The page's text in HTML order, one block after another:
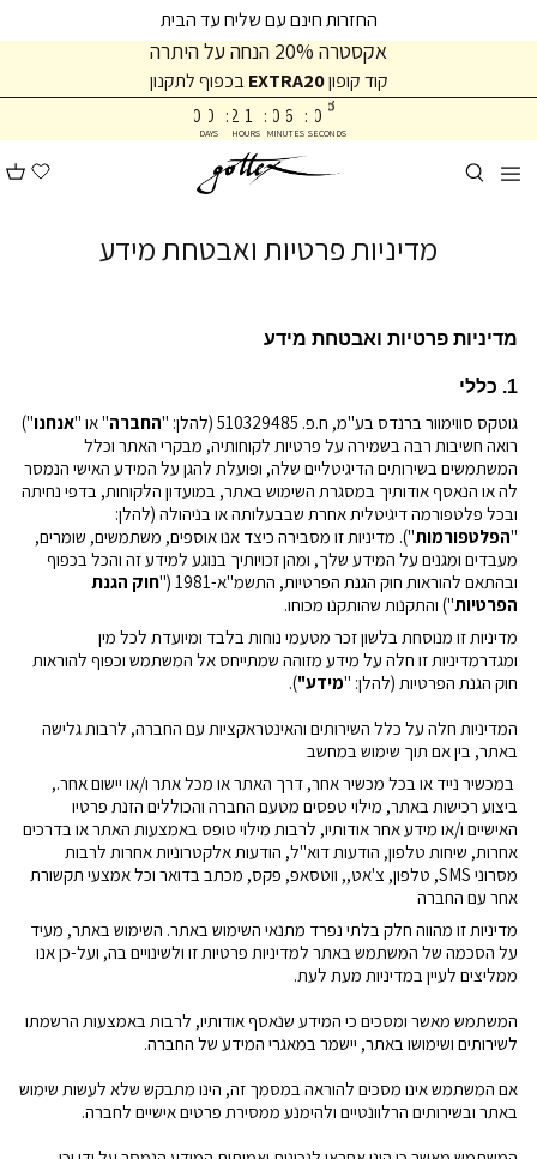
קריאה
לתפריט
העמוד
החזרות חינם עם שליח עד הבית
אקסטרה 20% הנחה על היתרה
0
0
DAYS
: 1
2
HOURS
: 6
0
MINUTES
:
7
8
0
0
SECONDS
קוד קופוןEXTRA20 בכפוף לתקנון
מדיניות פרטיות ואבטחת מידע
מדיניות פרטיות ואבטחת מידע
1. כללי
גוטקס סווימוור ברנדס בע"מ, ח.פ. 510329485 (להלן: " החברה" או "אנחנו")
רואה חשיבות רבה בשמירה על פרטיות לקוחותיה, מבקרי האתר וכלל
המשתמשים בשירותים הדיגיטליים שלה, ופועלת להגן על המידע האישי הנמסר
לה או הנאסף אודותיך במסגרת השימוש באתר, במועדון הלקוחות, בדפי נחיתה
ובכל פלטפורמה דיגיטלית אחרת שבבעלותה או בניהולה (להלן:
"הפלטפורמות"). מדיניות זו מסבירה כיצד אנו אוספים, משתמשים, שומרים,
מעבדים ומגנים על המידע שלך, ומהן זכויותיך בנוגע למידע זה והכל בכפוף
ובהתאם להוראות חוק הגנת הפרטיות, התשמ"א-1981 ("
חוק הגנת
הפרטיות") והתקנות שהותקנו מכוחו.
מדיניות זו מנוסחת בלשון זכר מטעמי נוחות בלבד ומיועדת לכל מין
ומגדרמדיניות זו חלה על מידע מזוהה שמתייחס אל המשתמש וכפוף להוראות
חוק הגנת הפרטיות (להלן: "מידע").
המדיניות חלה על כלל השירותים והאינטראקציות עם החברה, לרבות גלישה
באתר, בין אם תוך שימוש במחשב
במכשיר נייד או בכל מכשיר אחר, דרך האתר או מכל אתר ו/או יישום אחר.,
ביצוע רכישות באתר, מילוי טפסים מטעם החברה והכוללים הזנת פרטיו
האישיים ו/או מידע אחר אודותיו, לרבות מילוי טופס באמצעות האתר או בדרכים
אחרות, שיחות טלפון, הודעות דוא"ל, הודעות אלקטרוניות אחרות לרבות
מסרוני SMS, טלפון, צ'אט,, ווטסאפ, פקס, מכתב בדואר וכל אמצעי תקשורת
אחר עם החברה
מדיניות זו מהווה חלק בלתי נפרד מתנאי השימוש באתר. השימוש באתר, מעיד
על הסכמה של המשתמש באתר למדיניות פרטיות זו ולשינויים בה, ועל-כן אנו
ממליצים לעיין במדיניות מעת לעת.
המשתמש מאשר ומסכים כי המידע שנאסף אודותיו, לרבות באמצעות הרשמתו
לשירותים ושימושו באתר, יישמר במאגרי המידע של החברה.
אם המשתמש אינו מסכים להוראה במסמך זה, הינו מתבקש שלא לעשות שימוש
באתר ובשירותים הרלוונטיים ולהימנע ממסירת פרטים אישיים לחברה.